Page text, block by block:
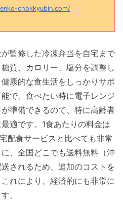
chokkyubin.com/
監修した冷凍弁当を自宅まで
質、カロリー、塩分を調整し
康的な食生活をしっかりサポ
で、食べたい時に電子レンジ
準備できるので、特に高齢者
適です。1食あたりの料金は
配食サービスと比べても非常
、全国どこでも送料無料（沖
されるため、追加のコストを
れにより、経済的にも非常に
。